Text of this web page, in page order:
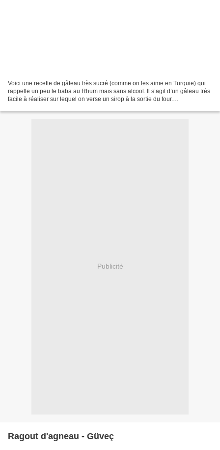
Voici une recette de gâteau très sucré (comme on les aime en Turquie) qui
rappelle un peu le baba au Rhum mais sans alcool. Il s’agit d’un gâteau très
facile à réaliser sur lequel on verse un sirop à la sortie du four.
Publicité
Ragout d'agneau - Güveç